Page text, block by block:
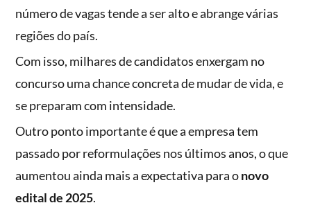
número de vagas tende a ser alto e abrange várias
regiões do país.
Com isso, milhares de candidatos enxergam no
concurso uma chance concreta de mudar de vida, e
se preparam com intensidade.
Outro ponto importante é que a empresa tem
passado por reformulações nos últimos anos, o que
aumentou ainda mais a expectativa para onovo
edital de 2025.